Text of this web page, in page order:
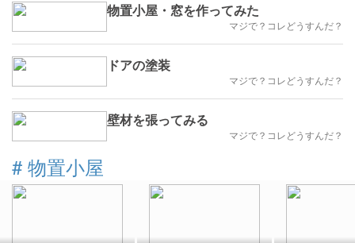
物置小屋・窓を作ってみた
マジで？コレどうすんだ？
ドアの塗装
マジで？コレどうすんだ？
壁材を張ってみる
マジで？コレどうすんだ？
# 物置小屋